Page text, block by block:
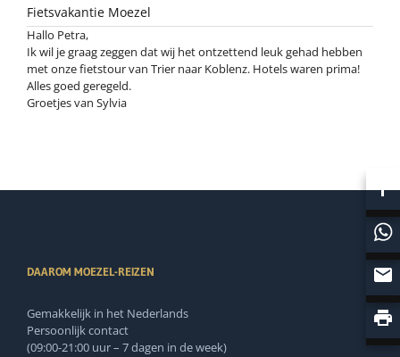
Fietsvakantie Moezel
Hallo Petra,
Ik wil je graag zeggen dat wij het ontzettend leuk gehad hebben
met onze fietstour van Trier naar Koblenz. Hotels waren prima!
Alles goed geregeld.
Groetjes van Sylvia
DAAROM MOEZEL-REIZEN
Gemakkelijk in het Nederlands
Persoonlijk contact
(09:00-21:00 uur – 7 dagen in de week)